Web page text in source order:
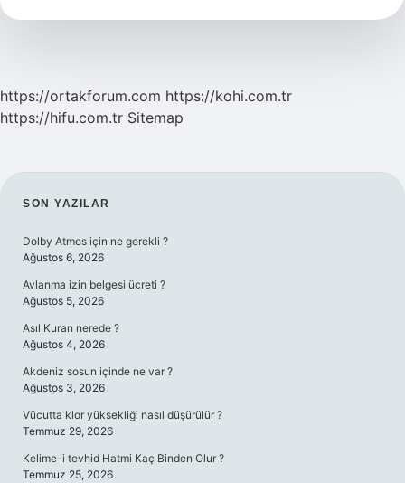
https://ortakforum.com https://kohi.com.tr
https://hifu.com.tr Sitemap
SIDEBAR
SON YAZILAR
Dolby Atmos için ne gerekli ?
Ağustos 6, 2026
Avlanma izin belgesi ücreti ?
Ağustos 5, 2026
Asıl Kuran nerede ?
Ağustos 4, 2026
Akdeniz sosun içinde ne var ?
Ağustos 3, 2026
Vücutta klor yüksekliği nasıl düşürülür ?
Temmuz 29, 2026
Kelime-i tevhid Hatmi Kaç Binden Olur ?
Temmuz 25, 2026